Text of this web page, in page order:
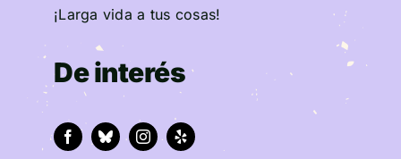
¡Larga vida a tus cosas!
De interés